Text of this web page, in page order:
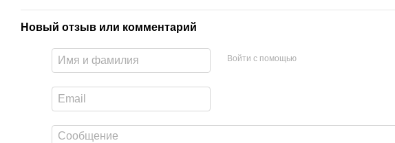
Новый отзыв или комментарий
Войти с помощью